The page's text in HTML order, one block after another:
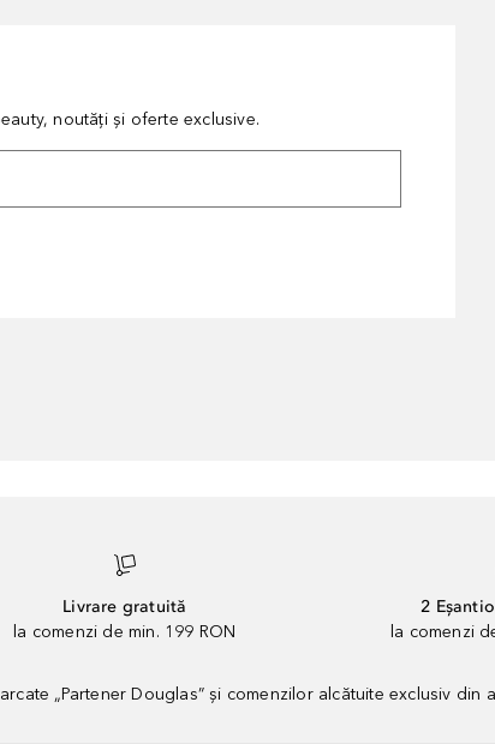
noutăți și oferte exclusive.
Livrare gratuită
la comenzi de min. 199 RON
2
la comenzi
„Partener Douglas” și comenzilor alcătuite exclusiv din